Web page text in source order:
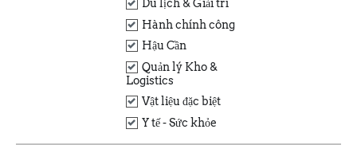
Du lịch & Giải trí
Hành chính công
Hậu Cần
Quản lý Kho &
Logistics
Vật liệu đặc biệt
Y tế - Sức khỏe